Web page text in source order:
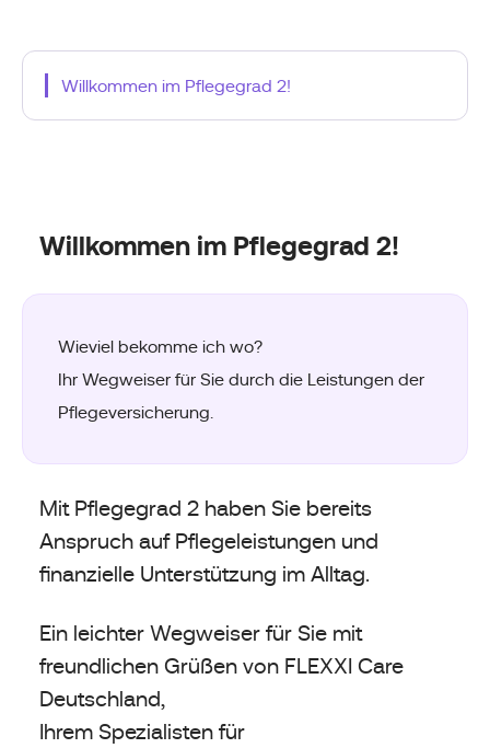
Willkommen im Pflegegrad 2!
Wieviel bekomme ich wo?
Ihr Wegweiser für Sie durch die Leistungen der
Pflegeversicherung.
Mit Pflegegrad 2 haben Sie bereits
Anspruch auf Pflegeleistungen und
finanzielle Unterstützung im Alltag.
Ein leichter Wegweiser für Sie mit
freundlichen Grüßen von FLEXXI Care
Deutschland,
Ihrem Spezialisten für
Willkommen im Pflegegrad 2!